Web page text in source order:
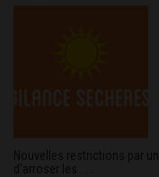
Nouvelles restrictions par
d’arroser les . . .